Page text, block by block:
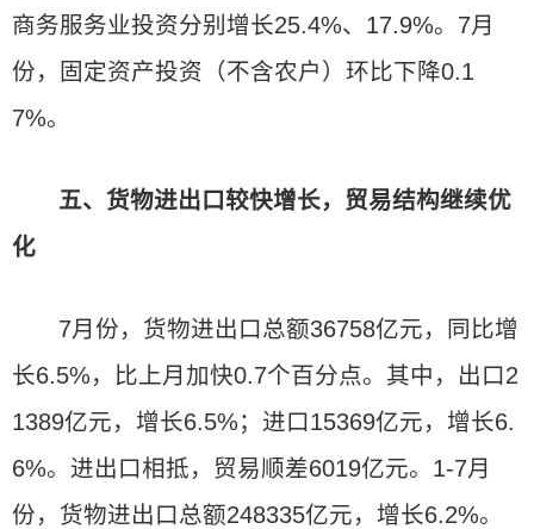
商务服务业投资分别增长25.4%、17.9%。7月
份，固定资产投资（不含农户）环比下降0.1
7%。
五、货物进出口较快增长，贸易结构继续优
化
7月份，货物进出口总额36758亿元，同比增
长6.5%，比上月加快0.7个百分点。其中，出口2
1389亿元，增长6.5%；进口15369亿元，增长6.
6%。进出口相抵，贸易顺差6019亿元。1-7月
份，货物进出口总额248335亿元，增长6.2%。